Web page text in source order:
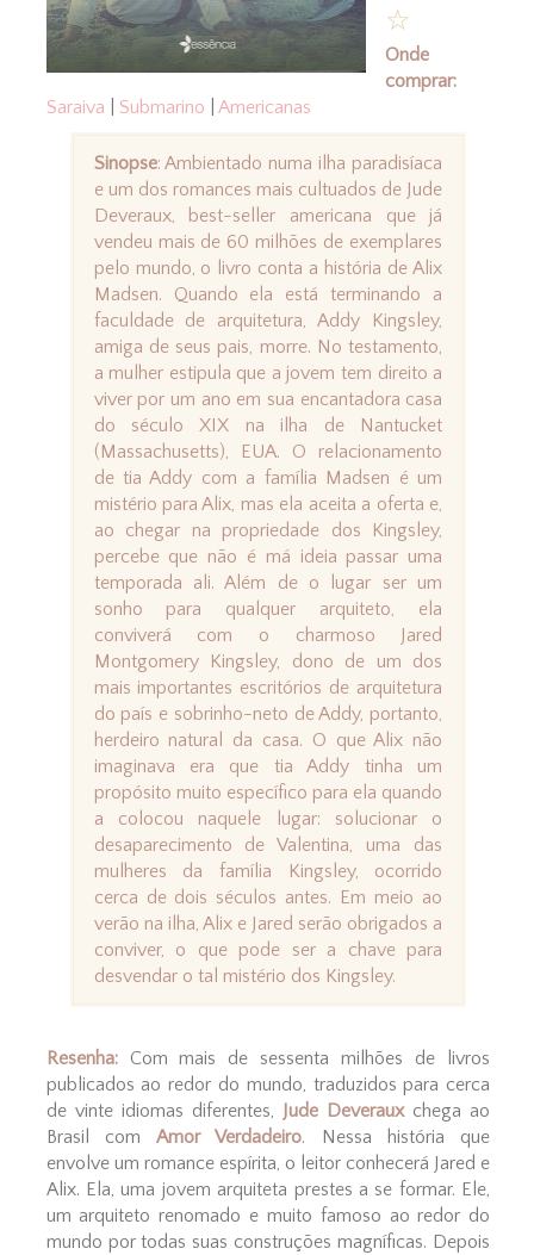
☆
Onde
comprar:
Saraiva
Submarino Americanas
Sinopse: Ambientado numa ilha paradisíaca
e um dos romances mais cultuados de Jude
Deveraux, best-seller americana que já
vendeu mais de 60 milhões de exemplares
pelo mundo, o livro conta a história de Alix
Madsen. Quando ela está terminando a
faculdade de arquitetura, Addy Kingsley,
amiga de seus pais, morre. No testamento,
a mulher estipula que a jovem tem direito a
viver por um ano em sua encantadora casa
do século XIX na ilha de Nantucket
(Massachusetts), EUA. O relacionamento
de tia Addy com a família Madsen é um
mistério para Alix, mas ela aceita a oferta e,
ao chegar na propriedade dos Kingsley,
percebe que não é má ideia passar uma
temporada ali. Além de o lugar ser um
sonho para qualquer arquiteto, ela
conviverá com o charmoso Jared
Montgomery Kingsley, dono de um dos
mais importantes escritórios de arquitetura
do país e sobrinho-neto de Addy, portanto,
herdeiro natural da casa. O que Alix não
imaginava era que tia Addy tinha um
propósito muito específico para ela quando
a colocou naquele lugar: solucionar o
desaparecimento de Valentina, uma das
mulheres da família Kingsley, ocorrido
cerca de dois séculos antes. Em meio ao
verão na ilha, Alix e Jared serão obrigados a
conviver, o que pode ser a chave para
desvendar o tal mistério dos Kingsley.
Resenha:Com mais de sessenta milhões de livros
publicados ao redor do mundo, traduzidos para cerca
de vinte idiomas diferentes, Jude Deverauxchega ao
Brasil comAmor Verdadeiro. Nessa história que
envolve um romance espírita, o leitor conhecerá Jared e
Alix. Ela, uma jovem arquiteta prestes a se formar. Ele,
um arquiteto renomado e muito famoso ao redor do
mundo por todas suas construções magníficas. Depois